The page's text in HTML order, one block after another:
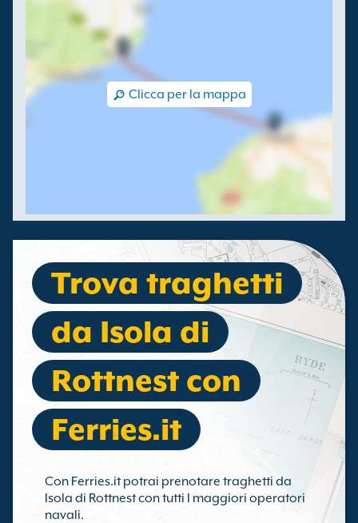
Clicca per la mappa
Trova traghetti
da Isola di
Rottnest con
Ferries.it
Con Ferries.it potrai prenotare traghetti da
Isola di Rottnest con tutti I maggiori operatori
navali.